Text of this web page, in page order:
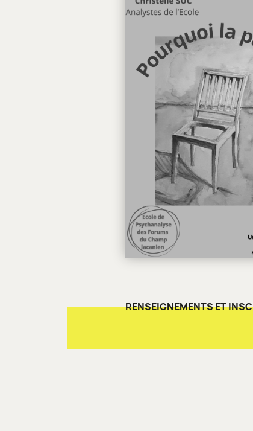
RENSEIGNEMENTS ET